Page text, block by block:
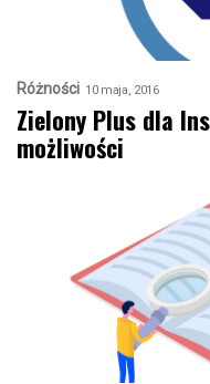
Różności 10 maja, 2016
Zielony Plus dla
możliwości